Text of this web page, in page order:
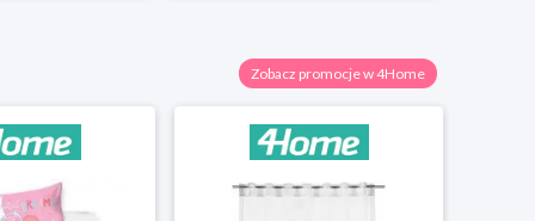
Zobacz promocje w 4Home